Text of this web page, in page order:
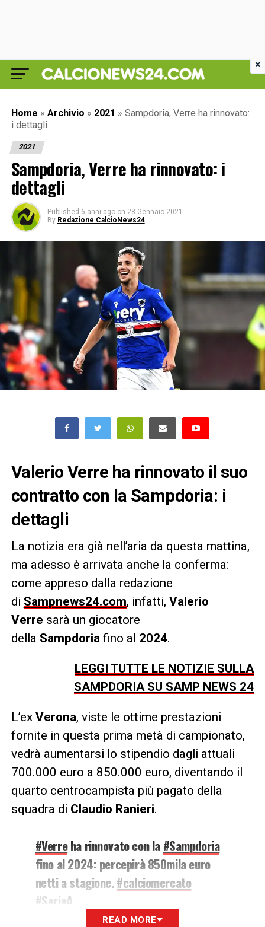
Home » Archivio » 2021 » Sampdoria, Verre ha rinnovato:
i dettagli
2021
Sampdoria, Verre ha rinnovato: i
dettagli
Published 6 anni ago on 28 Gennaio 2021
By Redazione CalcioNews24
Valerio Verre ha rinnovato il suo
contratto con la Sampdoria: i
dettagli
La notizia era già nell’aria da questa mattina,
ma adesso è arrivata anche la conferma:
come appreso dalla redazione
di Sampnews24.com, infatti, Valerio
Verre sarà un giocatore
della Sampdoriafino al 2024.
LEGGI TUTTE LE NOTIZIE SULLA
SAMPDORIA SU SAMP NEWS 24
L’ex Verona, viste le ottime prestazioni
fornite in questa prima metà di campionato,
vedrà aumentarsi lo stipendio dagli attuali
700.000 euro a 850.000 euro, diventando il
quarto centrocampista più pagato della
squadra di Claudio Ranieri.
#Verreha rinnovato con la#Sampdoria
fino al 2024: percepirà 850mila euro
netti a stagione.#calciomercato
#SerieA
READ MORE
×